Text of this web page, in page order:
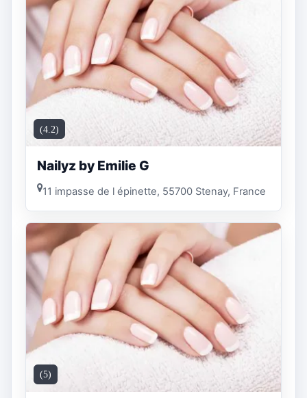
(4.2)
Nailyz by Emilie G
11 impasse de l épinette, 55700 Stenay, France
(5)